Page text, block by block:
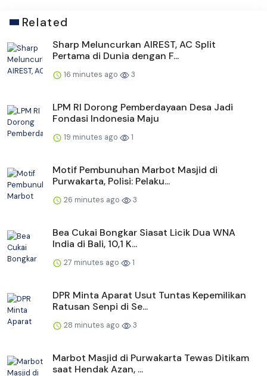
Related
Sharp Meluncurkan AIREST, AC Split
Pertama di Dunia dengan F...
16 minutes ago 3
LPM RI Dorong Pemberdayaan Desa Jadi
Fondasi Indonesia Maju
19 minutes ago 1
Motif Pembunuhan Marbot Masjid di
Purwakarta, Polisi: Pelaku...
26 minutes ago 3
Bea Cukai Bongkar Siasat Licik Dua WNA
India di Bali, 10,1 K...
27 minutes ago 1
DPR Minta Aparat Usut Tuntas Kepemilikan
Ratusan Senpi di Se...
28 minutes ago 3
Marbot Masjid di Purwakarta Tewas Ditikam
saat Hendak Azan, ...